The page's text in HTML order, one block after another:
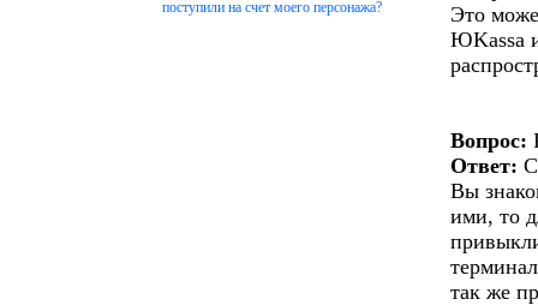
Это
ЮKassa
Вопрос:
Ответ:
Вы
ими, то
так же
поступили на счет моего персонажа?